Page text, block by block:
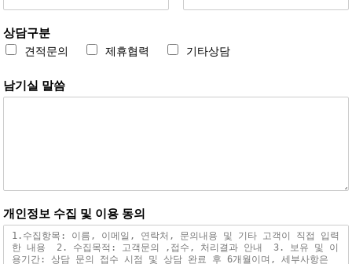
상담구분
견적문의 제휴협력 기타상담
남기실 말씀
개인정보 수집 및 이용 동의